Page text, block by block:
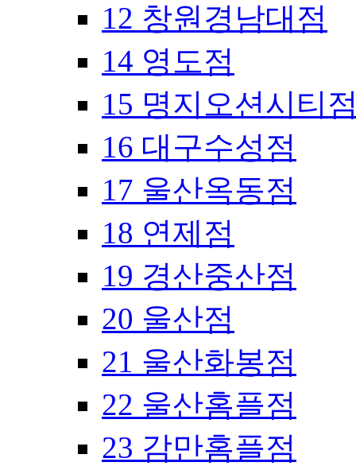
12 창원경남대점
14 영도점
15 명지오션시티
16 대구수성점
17 울산옥동점
18 연제점
19 경산중산점
20 울산점
21 울산화봉점
22 울산홈플점
23 감만홈플점